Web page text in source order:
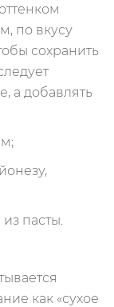
по вкусу
сохранить
а добавлять
пасты.
как «сухое